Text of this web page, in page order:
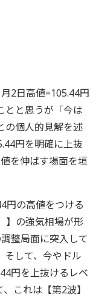
2日高値=105.44円
とと思うが「今は
の個人的見解を述
円を明確に上抜
を伸ばす場面を垣
円の高値をつける
】の強気相場が形
整局面に突入して
そして、今やドル
円を上抜けるレベ
これは【第2波】